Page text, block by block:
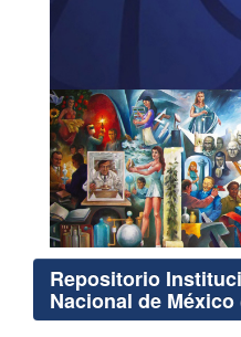
Repositorio
Nacional de México